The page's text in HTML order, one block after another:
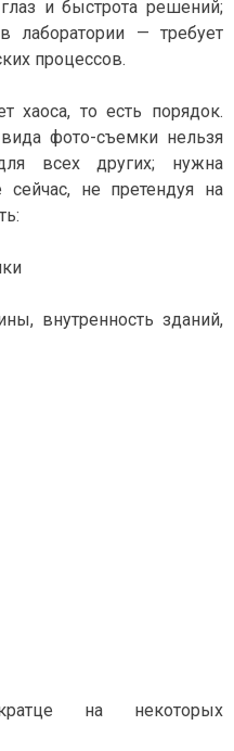
и быстрота решений;
лаборатории — требует
процессов.
хаоса, то есть порядок.
фото-съемки нельзя
всех других; нужна
не претендуя на
внутренность зданий,
на некоторых